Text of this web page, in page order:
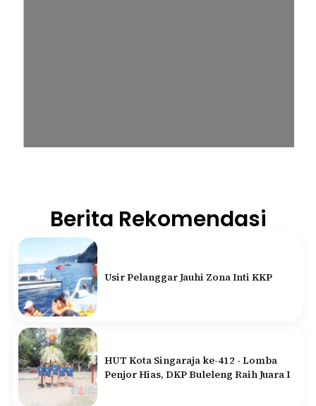
Berita Rekomendasi
Usir Pelanggar Jauhi Zona Inti KKP
HUT Kota Singaraja ke-412 - Lomba
Penjor Hias, DKP Buleleng Raih Juara I